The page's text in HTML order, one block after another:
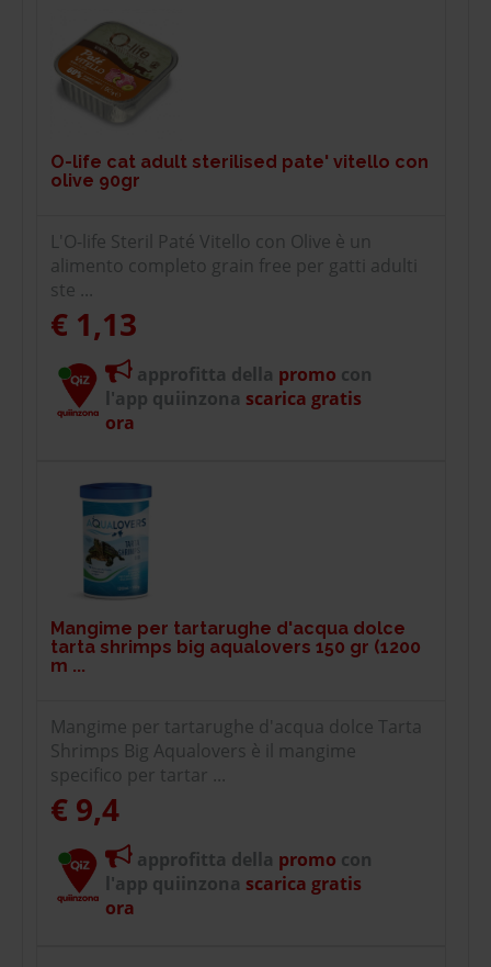
O-life cat adult sterilised pate' vitello con
olive 90gr
L'O-life Steril Paté Vitello con Olive è un
alimento completo grain free per gatti adulti
ste ...
€ 1,13
approfitta della promo con
l'app quiinzona scarica gratis
ora
Mangime per tartarughe d'acqua dolce
tarta shrimps big aqualovers 150 gr (1200
m ...
Mangime per tartarughe d'acqua dolce Tarta
Shrimps Big Aqualovers è il mangime
specifico per tartar ...
€ 9,4
approfitta della promo con
l'app quiinzona scarica gratis
ora